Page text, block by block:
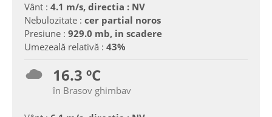
Vânt : 4.1 m/s, directia : NV
Nebulozitate : cer partial noros
Presiune : 929.0 mb, in scadere
Umezeală relativă : 43%
16.3 ºC
în Brasov ghimbav